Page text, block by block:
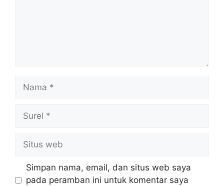
web
Simpan nama, email, dan situs web saya
pada peramban ini untuk komentar saya